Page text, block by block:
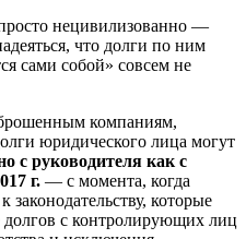
нецивилизованно —
что долги по ним
сами собой» совсем не
компаниям,
юридического лица могут
с руководителя как с
г. — с момента, когда
которые
с контролирующих лиц